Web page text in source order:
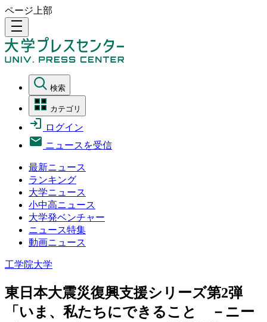
ページ上部
density_medium
検索
カテゴリ
ログイン
ニュースを受信
最新ニュース
ランキング
大学ニュース
小中高ニュース
大学発ベンチャー
ニュース特集
動画ニュース
工学院大学
東日本大震災復興支援シリーズ第2弾
「いま、私たちにできること －ニー